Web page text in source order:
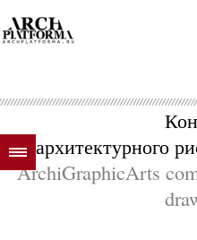
архитектурного
ArchiGraphicArts